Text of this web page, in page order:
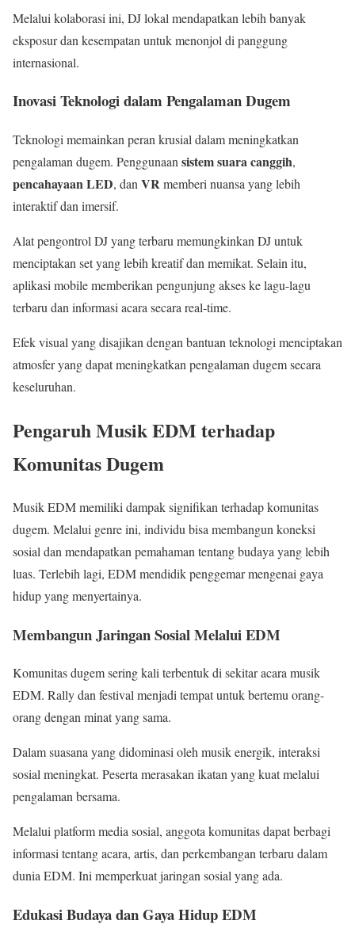
Melalui kolaborasi ini, DJ lokal mendapatkan lebih banyak
eksposur dan kesempatan untuk menonjol di panggung
internasional.
Inovasi Teknologi dalam Pengalaman Dugem
Teknologi memainkan peran krusial dalam meningkatkan
pengalaman dugem. Penggunaan sistem suara canggih,
pencahayaan LED, dan VRmemberi nuansa yang lebih
interaktif dan imersif.
Alat pengontrol DJ yang terbaru memungkinkan DJ untuk
menciptakan set yang lebih kreatif dan memikat. Selain itu,
aplikasi mobile memberikan pengunjung akses ke lagu-lagu
terbaru dan informasi acara secara real-time.
Efek visual yang disajikan dengan bantuan teknologi menciptakan
atmosfer yang dapat meningkatkan pengalaman dugem secara
keseluruhan.
Pengaruh Musik EDM terhadap
Komunitas Dugem
Musik EDM memiliki dampak signifikan terhadap komunitas
dugem. Melalui genre ini, individu bisa membangun koneksi
sosial dan mendapatkan pemahaman tentang budaya yang lebih
luas. Terlebih lagi, EDM mendidik penggemar mengenai gaya
hidup yang menyertainya.
Membangun Jaringan Sosial Melalui EDM
Komunitas dugem sering kali terbentuk di sekitar acara musik
EDM. Rally dan festival menjadi tempat untuk bertemu orang-
orang dengan minat yang sama.
Dalam suasana yang didominasi oleh musik energik, interaksi
sosial meningkat. Peserta merasakan ikatan yang kuat melalui
pengalaman bersama.
Melalui platform media sosial, anggota komunitas dapat berbagi
informasi tentang acara, artis, dan perkembangan terbaru dalam
dunia EDM. Ini memperkuat jaringan sosial yang ada.
Edukasi Budaya dan Gaya Hidup EDM